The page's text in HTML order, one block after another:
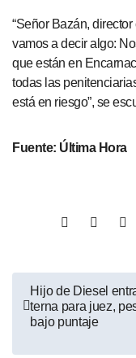
“Señor Bazán,
vamos a decir algo:
que están en
todas las
está en riesgo”, se
Fuente: Última Hora
Hijo de Diesel
terna para juez,
bajo puntaje